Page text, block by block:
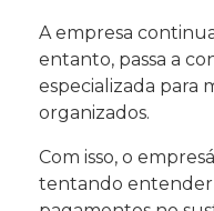
A empresa
entanto, passa a
especializada para
organizados.
Com isso, o
tentando entender